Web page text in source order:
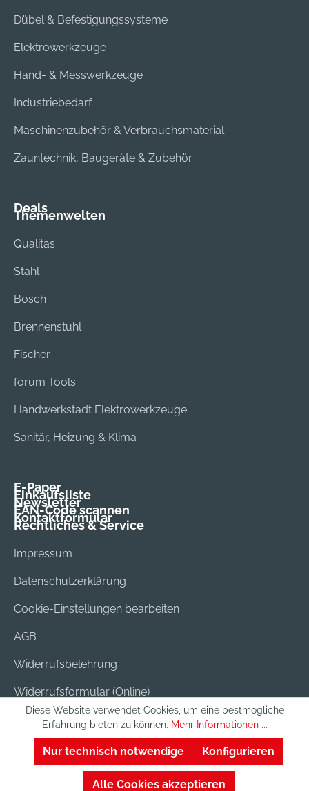
Dübel & Befestigungssysteme
Elektrowerkzeuge
Hand- & Messwerkzeuge
Industriebedarf
Maschinenzubehör & Verbrauchsmaterial
Zauntechnik, Baugeräte & Zubehör
Deals
Themenwelten
Qualitas
Stahl
Bosch
Brennenstuhl
Fischer
forum Tools
Handwerkstadt Elektrowerkzeuge
Sanitär, Heizung & Klima
E-Paper
Einkaufsliste
Newsletter
EAN-Code scannen
Kontaktformular
Rechtliches & Service
Impressum
Datenschutzerklärung
Cookie-Einstellungen bearbeiten
AGB
Widerrufsbelehrung
Widerrufsformular (Online)
Versand & Bezahlung
Batterieentsorgung
Diese Website verwendet Cookies, um eine bestmögliche
Erfahrung bieten zu können. Mehr Informationen ...
Nur technisch notwendige Konfigurieren
Alle Cookies akzeptieren